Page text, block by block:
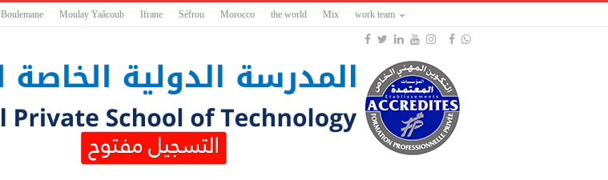
Boulemane Moulay Yaâcoub Ifrane Séfrou Morocco the world Mix work team